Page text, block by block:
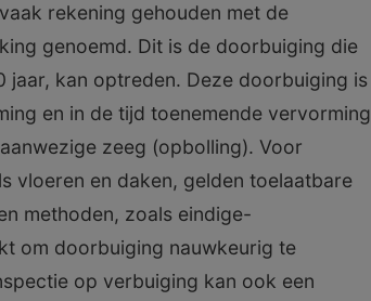
rekening gehouden met de
genoemd. Dit is de doorbuiging die
kan optreden. Deze doorbuiging is
en in de tijd toenemende vervorming
zeeg (opbolling). Voor
vloeren en daken, gelden toelaatbare
methoden, zoals eindige-
om doorbuiging nauwkeurig te
op verbuiging kan ook een